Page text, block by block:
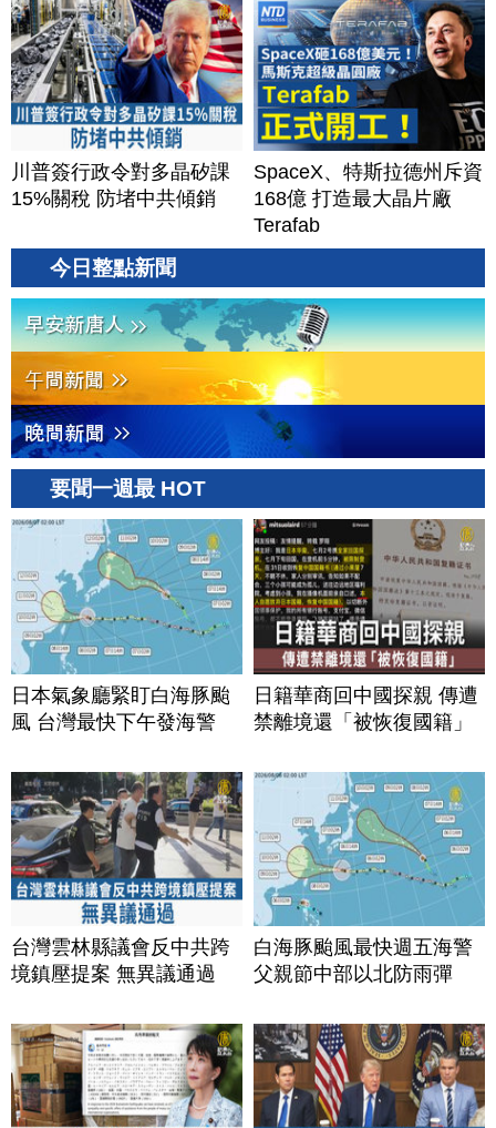
川普簽行政令對多晶矽課
15%關稅 防堵中共傾銷
SpaceX、特斯拉德州斥資
168億 打造最大晶片廠
Terafab
今日整點新聞
要聞一週最 HOT
日本氣象廳緊盯白海豚颱
風 台灣最快下午發海警
日籍華商回中國探親 傳遭
禁離境還「被恢復國籍」
台灣雲林縣議會反中共跨
境鎮壓提案 無異議通過
白海豚颱風最快週五海警
父親節中部以北防雨彈